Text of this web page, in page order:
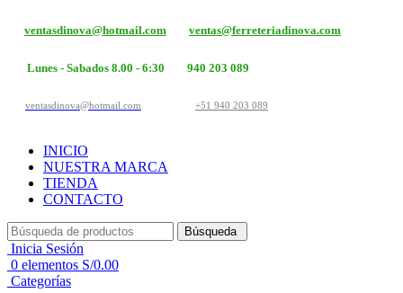
ventasdinova@hotmail.com ventas@ferreteriadinova.com
Lunes - Sabados 8.00 - 6:30 940 203 089
ventasdinova@hotmail.com +51 940 203 089
INICIO
NUESTRA MARCA
TIENDA
CONTACTO
Búsqueda
Inicia Sesión
0 elementos S/0.00
Categorías